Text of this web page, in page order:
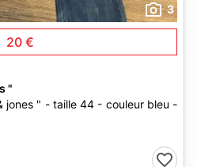
3
20 €
"
jones " - taille 44 - couleur bleu -